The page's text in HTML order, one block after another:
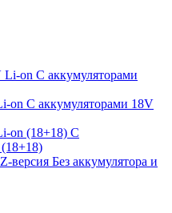
С аккумуляторами
С аккумуляторами 18V
С
Без аккумулятора и